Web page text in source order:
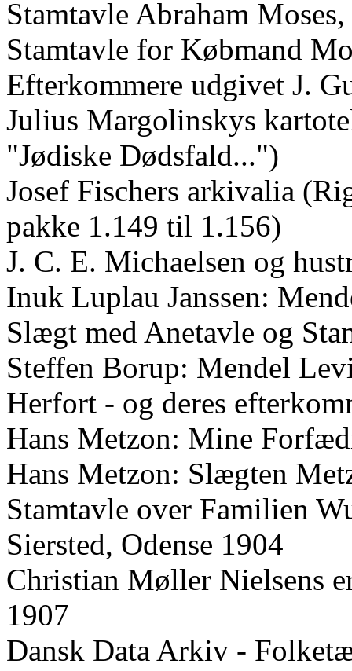
Stamtavle Abraham
Stamtavle for Købmand
Efterkommere udgivet J.
Julius Margolinskys
"Jødiske Dødsfald...")
Josef Fischers arkivalia
pakke 1.149 til 1.156)
J. C. E. Michaelsen og
Inuk Luplau Janssen:
Slægt med Anetavle og
Steffen Borup: Mendel
Herfort - og deres
Hans Metzon: Mine
Hans Metzon: Slægten
Stamtavle over Familien
Siersted, Odense 1904
Christian Møller Nielsens
1907
Dansk Data Arkiv -